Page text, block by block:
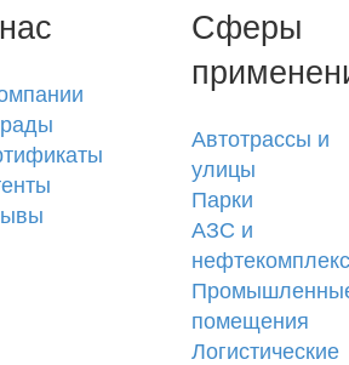
Сферы
Автотрассы и
улицы
Парки
АЗС и
помещения
Логистические